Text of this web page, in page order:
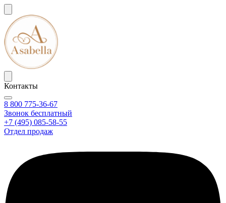
Контакты
8 800 775-36-67
Звонок бесплатный
+7 (495) 085-58-55
Отдел продаж